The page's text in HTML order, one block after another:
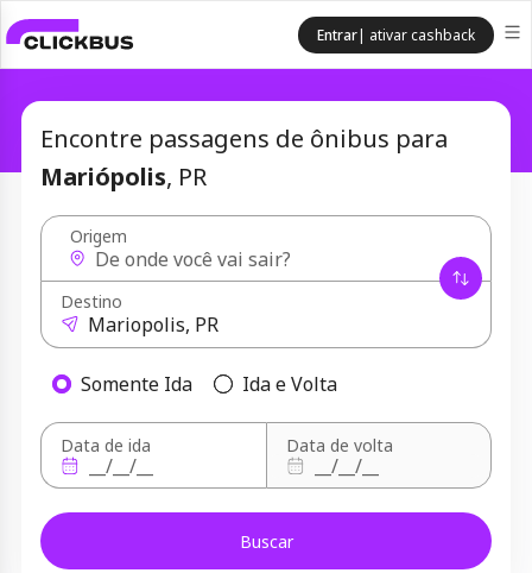
Entrar| ativar cashback
Encontre passagens de ônibus para
Mariópolis, PR
Somente Ida Ida e Volta
Origem
Destino
Data de ida Data de volta
Buscar